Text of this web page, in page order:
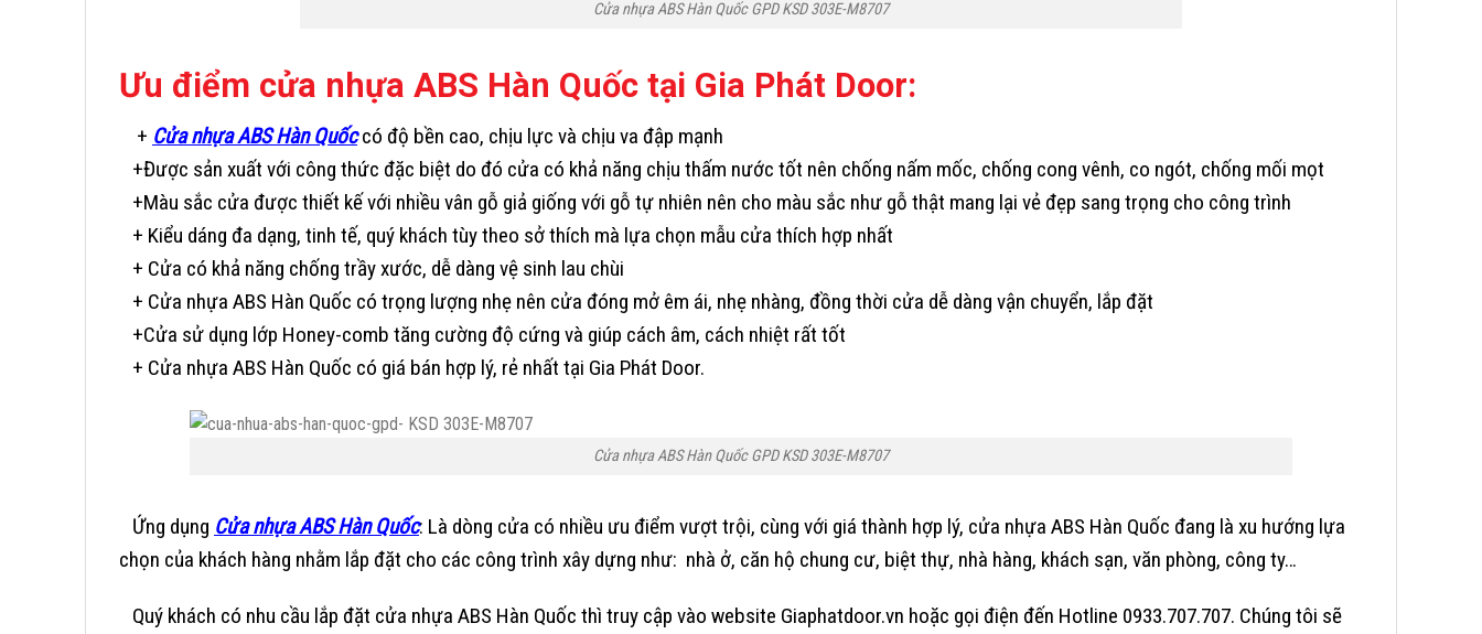
Cửa nhựa ABS Hàn Quốc GPD KSD 303E-M8707
Ưu điểm cửa nhựa ABS Hàn Quốc tại Gia Phát Door:
+ Cửa nhựa ABS Hàn Quốccó độ bền cao, chịu lực và chịu va đập mạnh
+Được sản xuất với công thức đặc biệt do đó cửa có khả năng chịu thấm nước tốt nên chống nấm mốc, chống cong vênh, co ngót, chống mối mọt
+Màu sắc cửa được thiết kế với nhiều vân gỗ giả giống với gỗ tự nhiên nên cho màu sắc như gỗ thật mang lại vẻ đẹp sang trọng cho công trình
+ Kiểu dáng đa dạng, tinh tế, quý khách tùy theo sở thích mà lựa chọn mẫu cửa thích hợp nhất
+ Cửa có khả năng chống trầy xước, dễ dàng vệ sinh lau chùi
+ Cửa nhựa ABS Hàn Quốc có trọng lượng nhẹ nên cửa đóng mở êm ái, nhẹ nhàng, đồng thời cửa dễ dàng vận chuyển, lắp đặt
+Cửa sử dụng lớp Honey-comb tăng cường độ cứng và giúp cách âm, cách nhiệt rất tốt
+ Cửa nhựa ABS Hàn Quốc có giá bán hợp lý, rẻ nhất tại Gia Phát Door.
Cửa nhựa ABS Hàn Quốc GPD KSD 303E-M8707
Ứng dụng Cửa nhựa ABS Hàn Quốc: Là dòng cửa có nhiều ưu điểm vượt trội, cùng với giá thành hợp lý, cửa nhựa ABS Hàn Quốc đang là xu hướng lựa
chọn của khách hàng nhằm lắp đặt cho các công trình xây dựng như: nhà ở, căn hộ chung cư, biệt thự, nhà hàng, khách sạn, văn phòng, công ty…
Quý khách có nhu cầu lắp đặt cửa nhựa ABS Hàn Quốc thì truy cập vào website Giaphatdoor.vn hoặc gọi điện đến Hotline 0933.707.707. Chúng tôi sẽ